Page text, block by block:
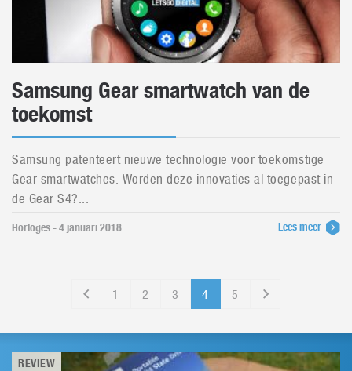
Samsung Gear smartwatch van de
toekomst
Samsung patenteert nieuwe technologie voor toekomstige
Gear smartwatches. Worden deze innovaties al toegepast in
de Gear S4?...
Horloges - 4 januari 2018 Lees meer
1 2 3 4 5
REVIEW